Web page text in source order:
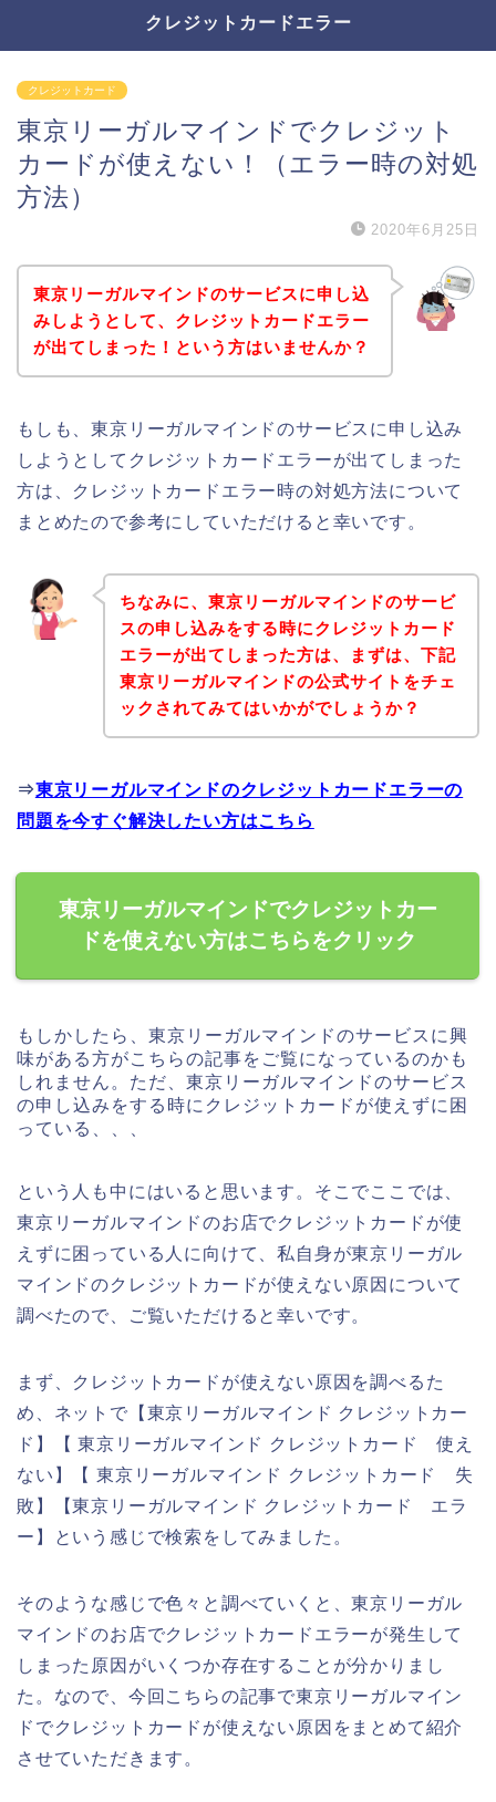
クレジットカードエラー
クレジットカード
東京リーガルマインドでクレジット
カードが使えない！（エラー時の対処
方法）
2020年6月25日
東京リーガルマインドのサービスに申し込
みしようとして、クレジットカードエラー
が出てしまった！という方はいませんか？
もしも、東京リーガルマインドのサービスに申し込み
しようとしてクレジットカードエラーが出てしまった
方は、クレジットカードエラー時の対処方法について
まとめたので参考にしていただけると幸いです。
ちなみに、東京リーガルマインドのサービ
スの申し込みをする時にクレジットカード
エラーが出てしまった方は、まずは、下記
東京リーガルマインドの公式サイトをチェ
ックされてみてはいかがでしょうか？
⇒東京リーガルマインドのクレジットカードエラーの
問題を今すぐ解決したい方はこちら
東京リーガルマインドでクレジットカー
ドを使えない方はこちらをクリック
もしかしたら、東京リーガルマインドのサービスに興
味がある方がこちらの記事をご覧になっているのかも
しれません。ただ、東京リーガルマインドのサービス
の申し込みをする時にクレジットカードが使えずに困
っている、、、
という人も中にはいると思います。そこでここでは、
東京リーガルマインドのお店でクレジットカードが使
えずに困っている人に向けて、私自身が東京リーガル
マインドのクレジットカードが使えない原因について
調べたので、ご覧いただけると幸いです。
まず、クレジットカードが使えない原因を調べるた
め、ネットで【東京リーガルマインド クレジットカー
ド】【 東京リーガルマインド クレジットカード 使え
ない】【 東京リーガルマインド クレジットカード 失
敗】【東京リーガルマインド クレジットカード エラ
ー】という感じで検索をしてみました。
そのような感じで色々と調べていくと、東京リーガル
マインドのお店でクレジットカードエラーが発生して
しまった原因がいくつか存在することが分かりまし
た。なので、今回こちらの記事で東京リーガルマイン
ドでクレジットカードが使えない原因をまとめて紹介
させていただきます。